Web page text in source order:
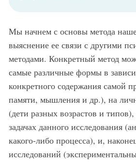
Мы начнем с основы метода
выяснение ее связи с другими
методами. Конкретный метод
самые различные формы в
конкретного содержания самой
памяти, мышления и др.), на
(дети разных возрастов и
задачах данного исследования
какого-либо процесса), и,
исследований